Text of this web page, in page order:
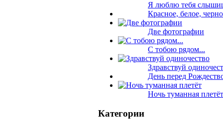
Я люблю тебя
Красное, белое,
Две фотографии
C тобою рядом...
Здравствуй
День перед
Ночь туманная плетёт
Категории